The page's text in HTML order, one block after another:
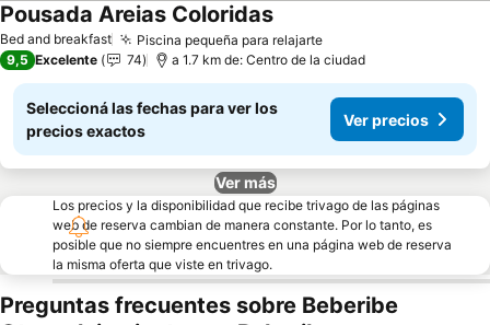
Bed and breakfast Piscina pequeña para relajarte
Pousada Areias Coloridas
9,5 Excelente 74 a 1.7 km de: Centro de la ciudad
Seleccioná las fechas para ver los
precios exactos
Ver precios
Ver más
Los precios y la disponibilidad que recibe trivago de las páginas
web de reserva cambian de manera constante. Por lo tanto, es
posible que no siempre encuentres en una página web de reserva
la misma oferta que viste en trivago.
Preguntas frecuentes sobre Beberibe